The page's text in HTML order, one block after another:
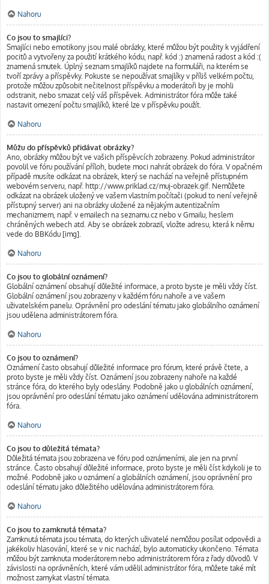
Nahoru
Co jsou to smajlíci?
Smajlíci nebo emotikony jsou malé obrázky, které můžou být použity k vyjádření
pocitů a vytvořeny za použití krátkého kódu, např. kód :) znamená radost a kód :(
znamená smutek. Úplný seznam smajlíků najdete na formuláři, na kterém se
tvoří zprávy a příspěvky. Pokuste se nepoužívat smajlíky v příliš velkém počtu,
protože můžou způsobit nečitelnost příspěvku a moderátoři by je mohli
odstranit, nebo smazat celý váš příspěvek. Administrátor fóra může také
nastavit omezení počtu smajlíků, které lze v příspěvku použít.
Nahoru
Můžu do příspěvků přidávat obrázky?
Ano, obrázky můžou být ve vašich příspěvcích zobrazeny. Pokud administrátor
povolil ve fóru používání příloh, budete moci nahrát obrázek do fóra. V opačném
případě musíte odkázat na obrázek, který se nachází na veřejně přístupném
webovém serveru, např. http://www.priklad.cz/muj-obrazek.gif. Nemůžete
odkázat na obrázek uložený ve vašem vlastním počítači (pokud to není veřejně
přístupný server) ani na obrázky uložené za nějakým autentizačním
mechanizmem, např. v emailech na seznamu.cz nebo v Gmailu, heslem
chráněných webech atd. Aby se obrázek zobrazil, vložte adresu, která k němu
vede do BBKódu [img].
Nahoru
Co jsou to globální oznámení?
Globální oznámení obsahují důležité informace, a proto byste je měli vždy číst.
Globální oznámení jsou zobrazeny v každém fóru nahoře a ve vašem
uživatelském panelu. Oprávnění pro odeslání tématu jako globálního oznámení
jsou udělena administrátorem fóra.
Nahoru
Co jsou to oznámení?
Oznámení často obsahují důležité informace pro fórum, které právě čtete, a
proto byste je měli vždy číst. Oznámení jsou zobrazeny nahoře na každé
stránce fóra, do kterého byly odeslány. Podobně jako u globálních oznámení,
jsou oprávnění pro odeslání tématu jako oznámení udělována administrátorem
fóra.
Nahoru
Co jsou to důležitá témata?
Důležitá témata jsou zobrazena ve fóru pod oznámeními, ale jen na první
stránce. Často obsahují důležité informace, proto byste je měli číst kdykoli je to
možné. Podobně jako u oznámení a globálních oznámení, jsou oprávnění pro
odeslání tématu jako důležitého udělována administrátorem fóra.
Nahoru
Co jsou to zamknutá témata?
Zamknutá témata jsou témata, do kterých uživatelé nemůžou posílat odpovědi a
jakékoliv hlasování, které se v nic nachází, bylo automaticky ukončeno. Témata
můžou být zamknuta moderátorem nebo administrátorem fóra z řady důvodů. V
závislosti na oprávněních, které vám udělil administrátor fóra, můžete také mít
možnost zamykat vlastní témata.